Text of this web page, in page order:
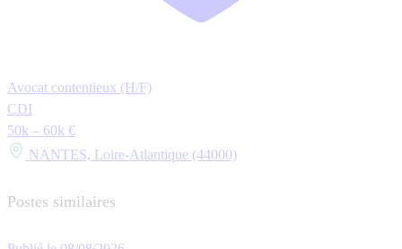
Avocat contentieux (H/F)
CDI
50k – 60k €
NANTES, Loire-Atlantique (44000)
Postes similaires